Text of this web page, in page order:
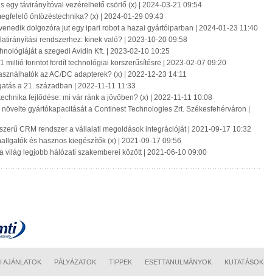
egy távirányítóval vezérelhető csörlő (x) | 2024-03-21 09:54
öntözéstechnika? (x) | 2024-01-29 09:43
dolgozóra jut egy ipari robot a hazai gyártóiparban | 2024-01-23 11:40
rendszerhez: kinek való? | 2023-10-20 09:58
a szegedi Avidin Kft. | 2023-02-10 10:25
millió forintot fordít technológiai korszerűsítésre | 2023-02-07 09:20
az AC/DC adapterek? (x) | 2022-12-23 14:11
a 21. században | 2022-11-11 11:33
fejlődése: mi vár ránk a jövőben? (x) | 2022-11-11 10:08
gyártókapacitását a Continest Technologies Zrt. Székesfehérváron |
CRM rendszer a vállalati megoldások integrációját | 2021-09-17 10:32
és hasznos kiegészítők (x) | 2021-09-17 09:56
világ legjobb hálózati szakemberei között | 2021-06-10 09:00
AJÁNLATOK PÁLYÁZATOK TIPPEK ESETTANULMÁNYOK KUTATÁSOK